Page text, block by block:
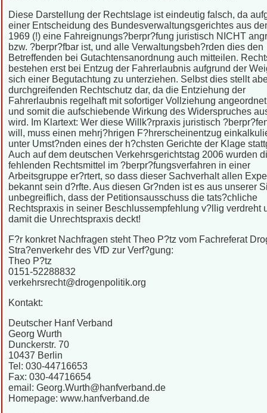
Diese Darstellung der Rechtslage ist eindeutig falsch, da
einer Entscheidung des Bundesverwaltungsgerichtes aus
1969 (!) eine Fahreignungs?berpr?fung juristisch NICHT
bzw. ?berpr?fbar ist, und alle Verwaltungsbeh?rden dies den
Betreffenden bei Gutachtensanordnung auch mitteilen.
bestehen erst bei Entzug der Fahrerlaubnis aufgrund der
sich einer Begutachtung zu unterziehen. Selbst dies stellt
durchgreifenden Rechtschutz dar, da die Entziehung der
Fahrerlaubnis regelhaft mit sofortiger Vollziehung
und somit die aufschiebende Wirkung des Widerspruches
wird. Im Klartext: Wer diese Willk?rpraxis juristisch
will, muss einen mehrj?hrigen F?hrerscheinentzug
unter Umst?nden eines der h?chsten Gerichte der Klage
Auch auf dem deutschen Verkehrsgerichtstag 2006 wurden
fehlenden Rechtsmittel im ?berpr?fungsverfahren in einer
Arbeitsgruppe er?rtert, so dass dieser Sachverhalt allen
bekannt sein d?rfte. Aus diesen Gr?nden ist es aus unserer
unbegreiflich, dass der Petitionsausschuss die tats?chliche
Rechtspraxis in seiner Beschlussempfehlung v?llig verdreht
damit die Unrechtspraxis deckt!
F?r konkret Nachfragen steht Theo P?tz vom Fachreferat
Stra?enverkehr des VfD zur Verf?gung:
Theo P?tz
0151-52288832
verkehrsrecht@drogenpolitik.org
Kontakt:
Deutscher Hanf Verband
Georg Wurth
Dunckerstr. 70
10437 Berlin
Tel: 030-44716653
Fax: 030-44716654
email: Georg.Wurth@hanfverband.de
Homepage: www.hanfverband.de